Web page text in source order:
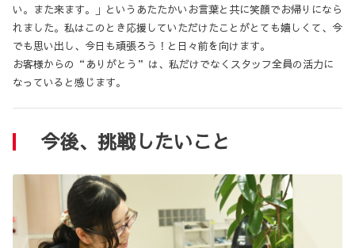
い。また来ます。」というあたたかいお言葉と共に笑顔でお帰りになら
れました。私はこのとき応援していただけたことがとても嬉しくて、今
でも思い出し、今日も頑張ろう！と日々前を向けます。
お客様からの“ありがとう”は、私だけでなくスタッフ全員の活力に
なっていると感じます。
今後、挑戦したいこと